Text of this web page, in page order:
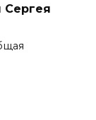
Сергея